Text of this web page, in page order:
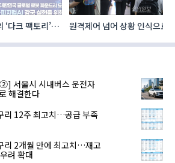
‘다크 팩토리’로
원격제어 넘어 상황 인식으로,
서울시 시내버스 운전자
해결한다
리 12주 최고치…공급 부족
리 2개월 만에 최고치…재고
려 확대